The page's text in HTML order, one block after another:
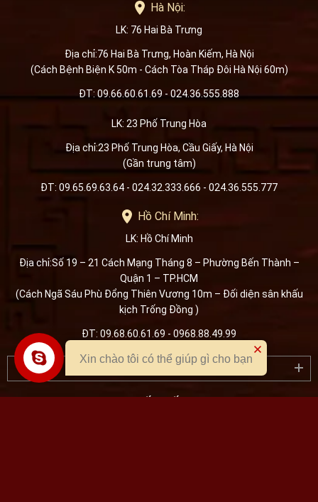
Hà Nội:
LK: 76 Hai Bà Trưng
Địa chỉ:76 Hai Bà Trưng, Hoàn Kiếm, Hà Nội
(Cách Bệnh Biện K 50m - Cách Tòa Tháp Đôi Hà Nội 60m)
ĐT: 09.66.60.61.69 - 024.36.555.888
LK: 23 Phố Trung Hòa
Địa chỉ:23 Phố Trung Hòa, Cầu Giấy, Hà Nội
(Gần trung tâm)
ĐT: 09.65.69.63.64 - 024.32.333.666 - 024.36.555.777
Hồ Chí Minh:
LK: Hồ Chí Minh
Địa chỉ:Số 19 – 21 Cách Mạng Tháng 8 – Phường Bến Thành –
Quận 1 – TP.HCM
(Cách Ngã Sáu Phù Đổng Thiên Vương 10m – Đối diện sân khấu
kịch Trống Đồng )
ĐT: 09.68.60.61.69 - 0968.88.49.99
CHÍNH SÁCH & BẢO HÀNH
Xin chào tôi có thể giúp gì cho bạn